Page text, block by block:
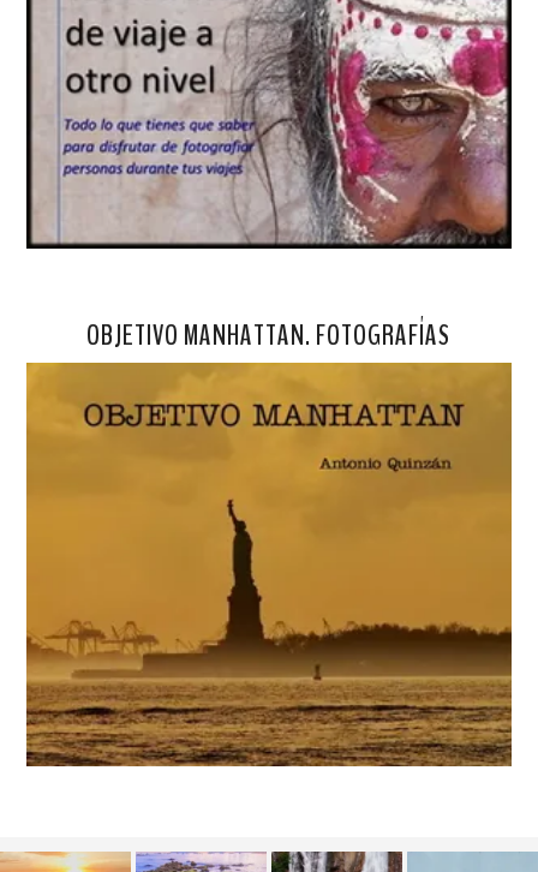
OBJETIVO MANHATTAN. FOTOGRAFÍAS